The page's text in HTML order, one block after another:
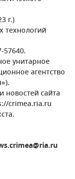
г.)
технологий
57640.
унитарное
агентство
сайта
crimea.ria.ru